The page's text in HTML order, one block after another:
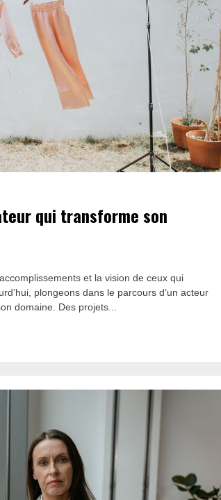
qui transforme son
et la vision de ceux qui
plongeons dans le parcours d’un acteur
domaine. Des projets...